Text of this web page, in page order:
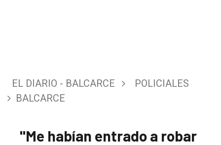
EL DIARIO - BALCARCE
POLICIALES
BALCARCE
"Me habían entrado a robar